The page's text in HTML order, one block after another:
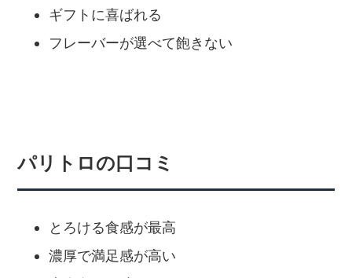
ギフトに喜ばれる
フレーバーが選べて飽きない
パリトロの口コミ
とろける食感が最高
濃厚で満足感が高い